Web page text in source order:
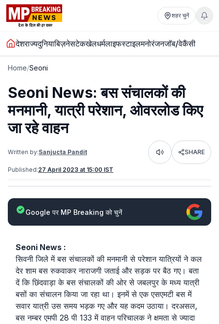
शहर चुनें
देशराज्यदुनियाबिज़नेसटेकखेलधर्मलाइफस्टाइलमनोरंजनजॉब/वेकैंसी
Home/Seoni
Seoni News: बस संचालकों की
मनमानी, यात्री परेशान, ओवरलोड किए
जा रहे वाहन
Written by:Sanjucta Pandit Listen SHARE
Published:27 April 2023 at 15:00 IST
Google पर MP Breaking को चुनें
Seoni News :
सिवनी जिले में बस संचालकों की मनमानी से परेशान यात्रियों ने कल
देर शाम बस रुकवाकर नाराजगी जताई और सड़क पर बैठ गए। बता
दें कि छिंदवाड़ा के बस संचालकों की ओर से जबलपुर के मध्य यात्री
बसों का संचालन किया जा रहा था। इनमें से एक एसएमटी बस में
सवार यात्री उस समय भड़क गए और यह कदम उठाया। दरअसल,
बस नम्बर एमपी 28 पी 133 में वाहन परिचालक ने क्षमता से ज्यादा